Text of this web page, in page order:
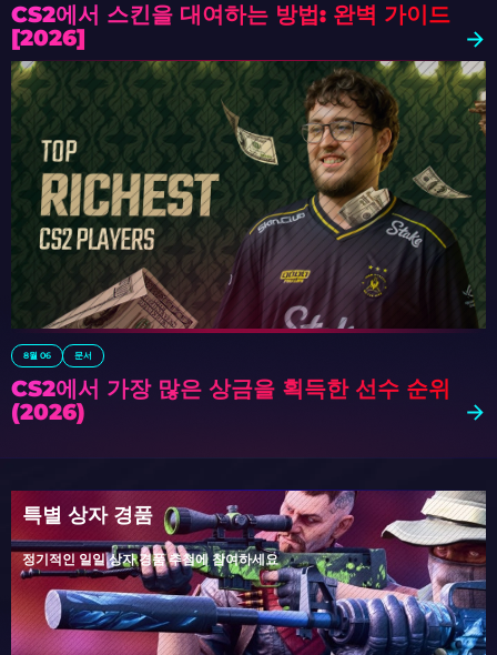
CS2에서 스킨을 대여하는 방법: 완벽 가이드
[2026]
8월 06 문서
CS2에서 가장 많은 상금을 획득한 선수 순위
(2026)
특별 상자 경품
정기적인 일일 상자 경품 추첨에 참여하세요